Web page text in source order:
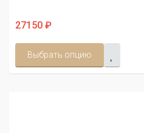
27150 ₽
Выбрать опцию